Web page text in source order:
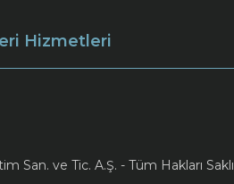
Hizmetleri
ve Tic. A.Ş. - Tüm Hakları